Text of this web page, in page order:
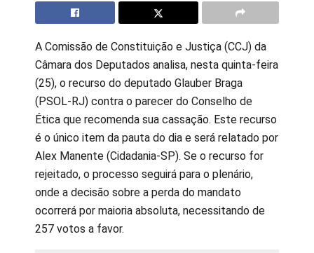
A Comissão de Constituição e Justiça (CCJ) da
Câmara dos Deputados analisa, nesta quinta-feira
(25), o recurso do deputado Glauber Braga
(PSOL-RJ) contra o parecer do Conselho de
Ética que recomenda sua cassação. Este recurso
é o único item da pauta do dia e será relatado por
Alex Manente (Cidadania-SP). Se o recurso for
rejeitado, o processo seguirá para o plenário,
onde a decisão sobre a perda do mandato
ocorrerá por maioria absoluta, necessitando de
257 votos a favor.